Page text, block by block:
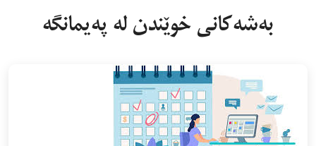
بەشەکانی خوێندن لە پەیمانگە